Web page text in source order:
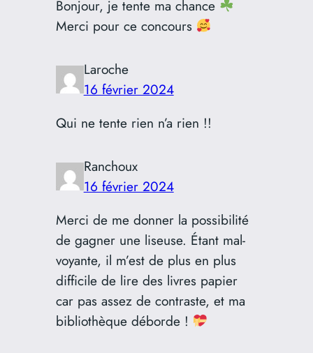
Bonjour, je tente ma chance
Merci pour ce concours
Laroche
16 février 2024
Qui ne tente rien n’a rien !!
Ranchoux
16 février 2024
Merci de me donner la possibilité
de gagner une liseuse. Étant mal-
voyante, il m’est de plus en plus
difficile de lire des livres papier
car pas assez de contraste, et ma
bibliothèque déborde !